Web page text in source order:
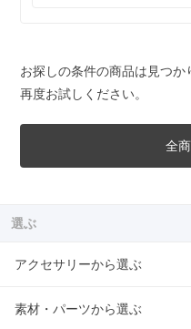
お探しの条件の商品は見つ
再度お試しください。
全
選ぶ
アクセサリーから選ぶ
素材・パーツから選ぶ